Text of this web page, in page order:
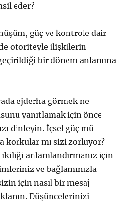
eder?
güç ve kontrole dair
otoriteyle ilişkilerin
bir dönem anlamına
ejderha görmek ne
yanıtlamak için önce
dinleyin. İçsel güç mü
korkular mı sizi zorluyor?
anlamlandırmanız için
ve bağlamınızla
için nasıl bir mesaj
Düşüncelerinizi